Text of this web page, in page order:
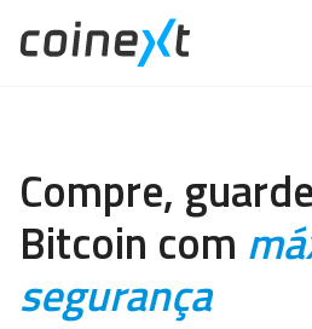
Compre,
Bitcoin com
segurança